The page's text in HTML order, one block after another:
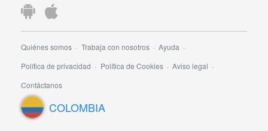
Quiénes somos Trabaja con nosotros
Ayuda
Política de privacidad
Política de Cookies
Aviso legal
Contáctanos
COLOMBIA